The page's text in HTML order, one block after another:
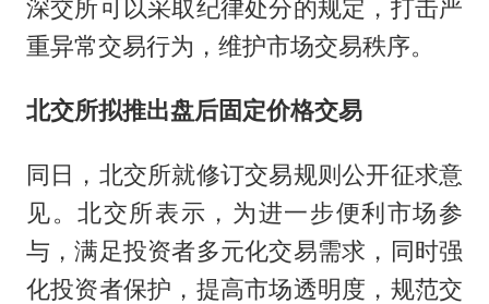
深交所可以采取纪律处分的规定，打击严
重异常交易行为，维护市场交易秩序。
北交所拟推出盘后固定价格交易
同日，北交所就修订交易规则公开征求意
见。北交所表示，为进一步便利市场参
与，满足投资者多元化交易需求，同时强
化投资者保护，提高市场透明度，规范交